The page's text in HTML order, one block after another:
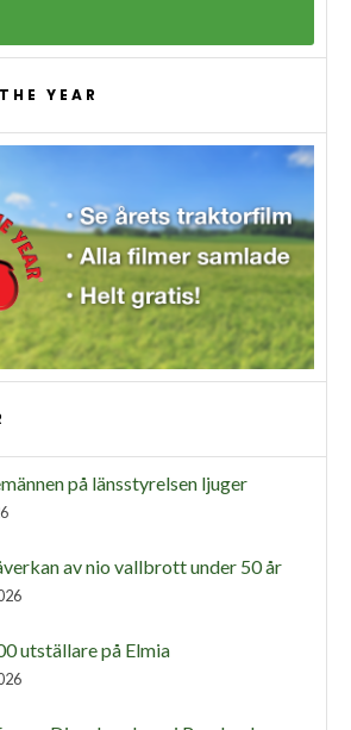
YEAR
på länsstyrelsen ljuger
av nio vallbrott under 50 år
utställare på Elmia